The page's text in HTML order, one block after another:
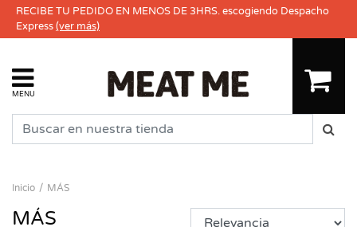
RECIBE TU PEDIDO EN MENOS DE 3HRS. escogiendo Despacho
Express(ver más)
MENU
Inicio MÁS
MÁS